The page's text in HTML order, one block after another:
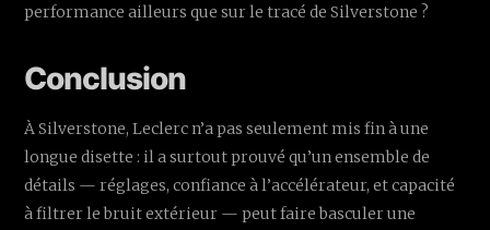
performance ailleurs que sur le tracé de Silverstone ?
Conclusion
À Silverstone, Leclerc n’a pas seulement mis fin à une
longue disette : il a surtout prouvé qu’un ensemble de
détails — réglages, confiance à l’accélérateur, et capacité
à filtrer le bruit extérieur — peut faire basculer une